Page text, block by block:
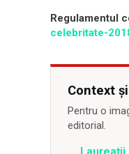
Regulamentul
celebritate-
Context
Pentru o
editorial.